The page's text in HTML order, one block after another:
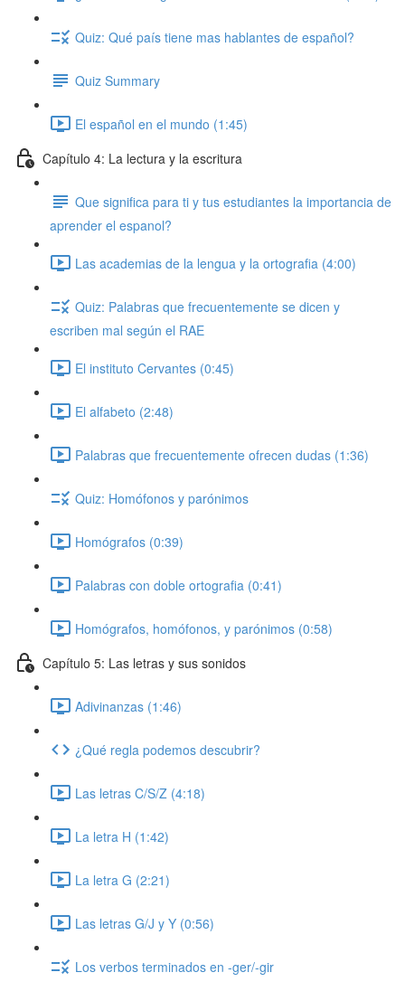
Quiz: Qué país tiene mas hablantes de español?
Quiz Summary
El español en el mundo (1:45)
Capítulo 4: La lectura y la escritura
Que significa para ti y tus estudiantes la importancia de
aprender el espanol?
Las academias de la lengua y la ortografia (4:00)
Quiz: Palabras que frecuentemente se dicen y
escriben mal según el RAE
El instituto Cervantes (0:45)
El alfabeto (2:48)
Palabras que frecuentemente ofrecen dudas (1:36)
Quiz: Homófonos y parónimos
Homógrafos (0:39)
Palabras con doble ortografia (0:41)
Homógrafos, homófonos, y parónimos (0:58)
Capítulo 5: Las letras y sus sonidos
Adivinanzas (1:46)
¿Qué regla podemos descubrir?
Las letras C/S/Z (4:18)
La letra H (1:42)
La letra G (2:21)
Las letras G/J y Y (0:56)
Los verbos terminados en -ger/-gir